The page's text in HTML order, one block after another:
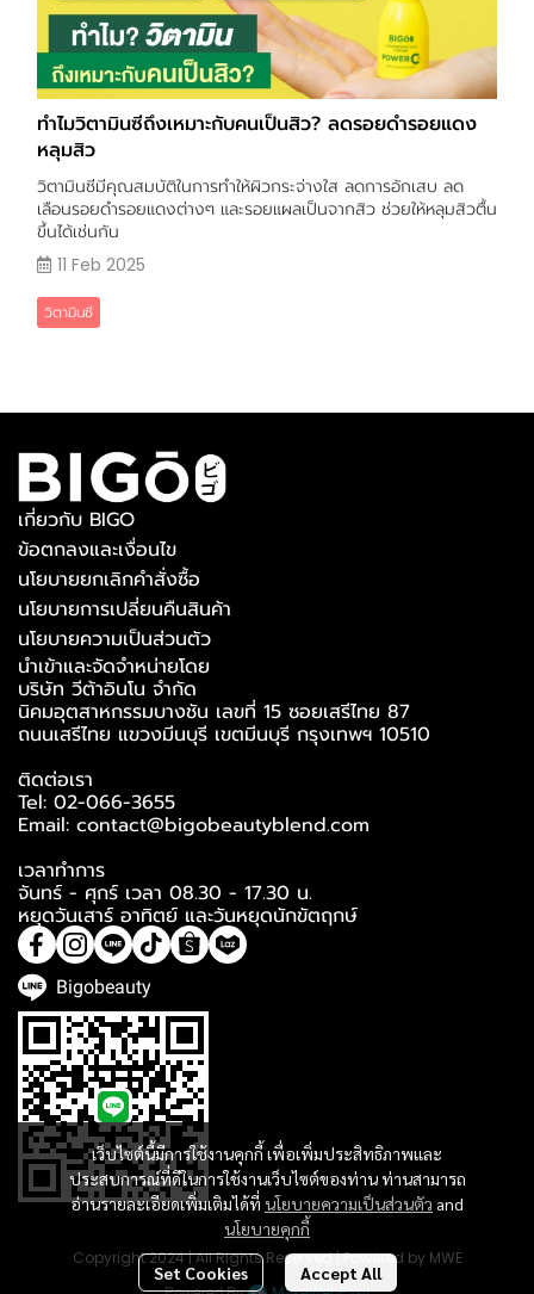
ทำไมวิตามินซีถึงเหมาะกับคนเป็นสิว? ลดรอยดำรอยแดง
หลุมสิว
วิตามินซีมีคุณสมบัติในการทำให้ผิวกระจ่างใส ลดการอักเสบ ลด
เลือนรอยดำรอยแดงต่างๆ และรอยแผลเป็นจากสิว ช่วยให้หลุมสิวตื้น
ขึ้นได้เช่นกัน
11 Feb 2025
วิตามินซี
เว็บไซต์นี้มีการใช้งานคุกกี้ เพื่อเพิ่มประสิทธิภาพและ
ประสบการณ์ที่ดีในการใช้งานเว็บไซต์ของท่าน ท่านสามารถ
อ่านรายละเอียดเพิ่มเติมได้ที่ นโยบายความเป็นส่วนตัว and
นโยบายคุกกี้
Set Cookies Accept All
เกี่ยวกับ BIGO
ข้อตกลงและเงื่อนไข
นโยบายยกเลิกคำสั่งซื้อ
นโยบายการเปลี่ยนคืนสินค้า
นโยบายความเป็นส่วนตัว
นำเข้าและจัดจำหน่ายโดย
บริษัท วีต้าอินโน จำกัด
นิคมอุตสาหกรรมบางชัน เลขที่ 15 ซอยเสรีไทย 87
ถนนเสรีไทย แขวงมีนบุรี เขตมีนบุรี กรุงเทพฯ 10510
ติดต่อเรา
Tel: 02-066-3655
Email: contact@bigobeautyblend.com
เวลาทำการ
จันทร์ - ศุกร์ เวลา 08.30 - 17.30 น.
หยุดวันเสาร์ อาทิตย์ และวันหยุดนักขัตฤกษ์
Bigobeauty
Copyright 2024 | All Rights Reserved | Powered by MWE